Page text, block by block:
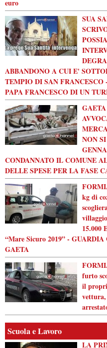
euro
SUA
ABBANDONO A CUI E'
TEMPIO DI SAN
PAPA FRANCESCO DI UN
NON
CONDANNATO IL COMUNE
DELLE SPESE PER LA FASE
kg di
15.000
“Mare Sicuro 2019” -
GAETA
furto
il
vettura,
Scuola e Lavoro
LA